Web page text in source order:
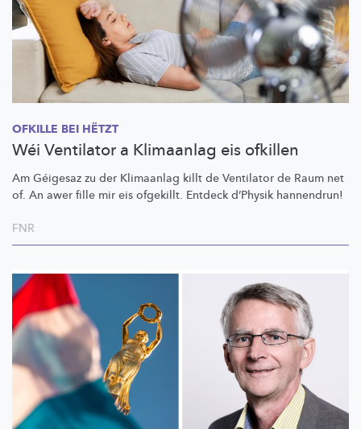
OFKILLE BEI HËTZT
Wéi Ventilator a Klimaanlag eis ofkillen
Am Géigesaz zu der Klimaanlag killt de Ventilator de Raum net
of. An awer fille mir eis ofgekillt. Entdeck d’Physik hannendrun!
FNR